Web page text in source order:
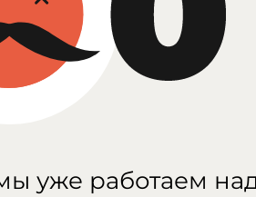
уже работаем